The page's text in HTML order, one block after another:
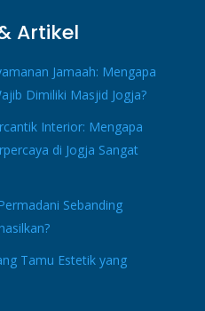
Artikel
Jamaah: Mengapa
Dimiliki Masjid Jogja?
Interior: Mengapa
di Jogja Sangat
Sebanding
Tamu Estetik yang